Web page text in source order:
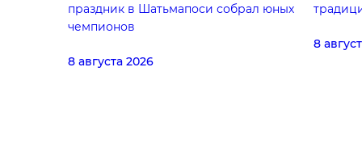
праздник в Шатьмапоси собрал юных
чемпионов
8 августа 2026
8